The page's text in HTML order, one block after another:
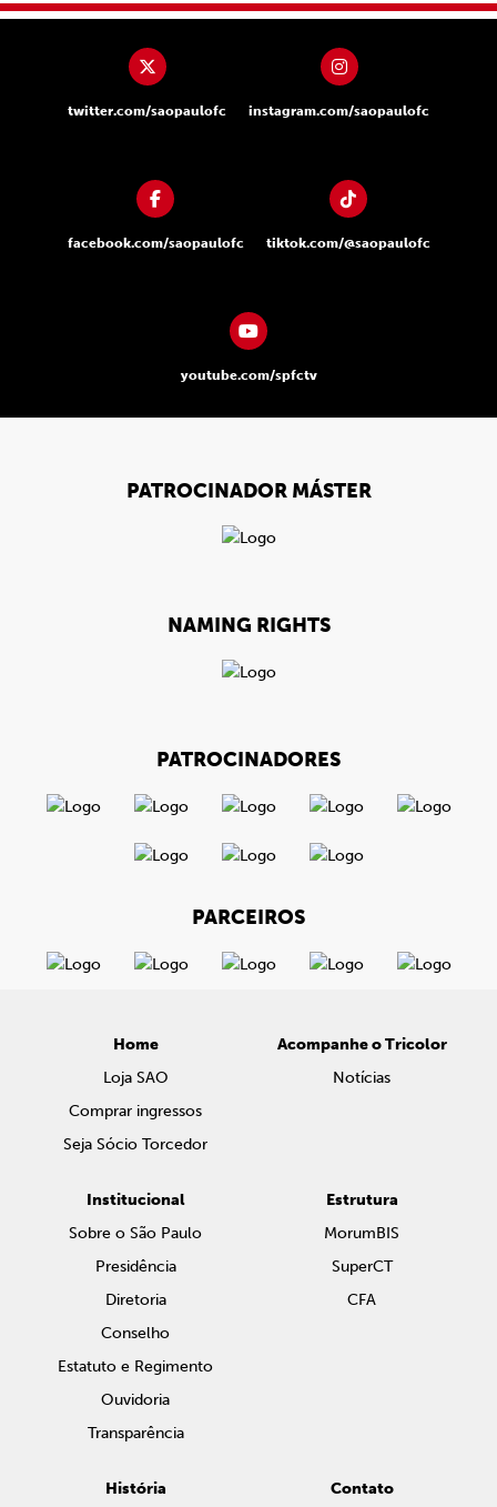
twitter.com/saopaulofc instagram.com/saopaulofc
facebook.com/saopaulofc tiktok.com/@saopaulofc
youtube.com/spfctv
PATROCINADOR MÁSTER
NAMING RIGHTS
PATROCINADORES
PARCEIROS
Home
Loja SAO
Comprar ingressos
Seja Sócio Torcedor
Acompanhe o Tricolor
Notícias
Institucional
Sobre o São Paulo
Presidência
Diretoria
Conselho
Estatuto e Regimento
Ouvidoria
Transparência
Estrutura
MorumBIS
SuperCT
CFA
História Contato